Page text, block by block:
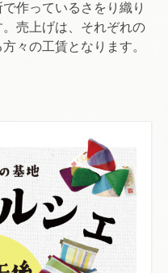
作っているさをり織り
売上げは、それぞれの
々の工賃となります。